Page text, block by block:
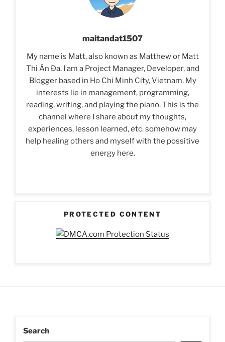
maitandat1507
My name is Matt, also known as Matthew or Matt
Thi Ân Đa. I am a Project Manager, Developer, and
Blogger based in Ho Chi Minh City, Vietnam. My
interests lie in management, programming,
reading, writing, and playing the piano. This is the
channel where I share about my thoughts,
experiences, lesson learned, etc. somehow may
help healing others and myself with the possitive
energy here.
PROTECTED CONTENT
Search